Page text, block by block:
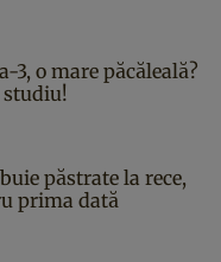
3, o mare păcăleală?
studiu!
păstrate la rece,
prima dată